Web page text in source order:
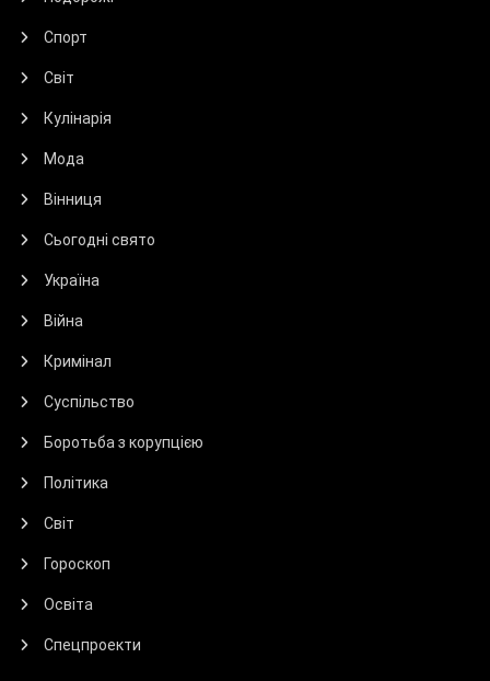
Спорт
Світ
Кулінарія
Мода
Вінниця
Сьогодні свято
Україна
Війна
Кримінал
Суспільство
Боротьба з корупцією
Політика
Світ
Гороскоп
Освіта
Спецпроекти